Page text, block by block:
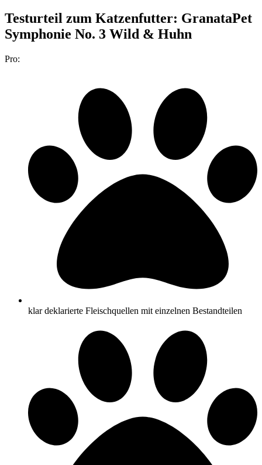
Testurteil zum Katzenfutter: GranataPet
Symphonie No. 3 Wild & Huhn
Pro:
klar deklarierte Fleischquellen mit einzelnen Bestandteilen